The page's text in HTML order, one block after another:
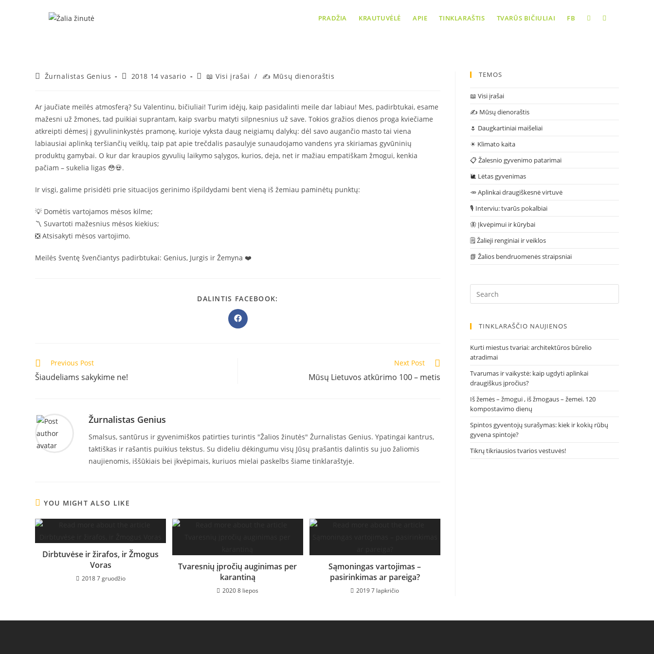
PRADŽIA KRAUTUVĖLĖ APIE TINKLARAŠTIS TVARŪS BIČIULIAI FB Toggle
PostŽurnalistas Genius
Post2018 14 vasario
Post📖 Visi įrašai / ✍ Mūsų dienoraštis
Ar jaučiate meilės atmosferą? Su Valentinu, bičiuliai! Turim idėjų, kaip pasidalinti meile dar labiau! Mes, padirbtukai, esame
mažesni už žmones, tad puikiai suprantam, kaip svarbu matyti silpnesnius už save. Tokios gražios dienos proga kviečiame
atkreipti dėmesį į gyvulininkystės pramonę, kurioje vyksta daug neigiamų dalykų: dėl savo augančio masto tai viena
labiausiai aplinką teršiančių veiklų, taip pat apie trečdalis pasaulyje sunaudojamo vandens yra skiriamas gyvūninių
produktų gamybai. O kur dar kraupios gyvulių laikymo sąlygos, kurios, deja, net ir mažiau empatiškam žmogui, kenkia
pačiam – sukelia ligas 😳💀.
Ir visgi, galime prisidėti prie situacijos gerinimo išpildydami bent vieną iš žemiau paminėtų punktų:
💡 Domėtis vartojamos mėsos kilme;
〽️ Suvartoti mažesnius mėsos kiekius;
❎ Atsisakyti mėsos vartojimo.
Meilės šventę švenčiantys padirbtukai: Genius, Jurgis ir Žemyna ❤️
DALINTIS FACEBOOK:
Opens
in
Read
more
articles
Previous Post
Šiaudeliams sakykime ne!
Next Post
Mūsų Lietuvos atkūrimo 100 – metis
Žurnalistas Genius
Smalsus, santūrus ir gyvenimiškos patirties turintis "Žalios žinutės" Žurnalistas Genius. Ypatingai kantrus,
taktiškas ir rašantis puikius tekstus. Su dideliu dėkingumu visų Jūsų prašantis dalintis su juo žaliomis
naujienomis, iššūkiais bei įkvėpimais, kuriuos mielai paskelbs šiame tinklaraštyje.
YOU MIGHT ALSO LIKE
Dirbtuvėse ir žirafos, ir Žmogus
Voras
2018 7 gruodžio
Tvaresnių įpročių auginimas per
karantiną
2020 8 liepos
Sąmoningas vartojimas –
pasirinkimas ar pareiga?
2019 7 lapkričio
TEMOS
📖 Visi įrašai
✍ Mūsų dienoraštis
🌷 Daugkartiniai maišeliai
☀ Klimato kaita
📋 Žalesnio gyvenimo patarimai
🐌 Lėtas gyvenimas
🥕 Aplinkai draugiškesnė virtuvė
🎙 Interviu: tvarūs pokalbiai
🦋 Įkvėpimui ir kūrybai
🗒 Žalieji renginiai ir veiklos
📗 Žalios bendruomenės straipsniai
TINKLARAŠČIO NAUJIENOS
Kurti miestus tvariai: architektūros būrelio
atradimai
Tvarumas ir vaikystė: kaip ugdyti aplinkai
draugiškus įpročius?
Iš žemės – žmogui , iš žmogaus – žemei. 120
kompostavimo dienų
Spintos gyventojų surašymas: kiek ir kokių rūbų
gyvena spintoje?
Tikrų tikriausios tvarios vestuvės!